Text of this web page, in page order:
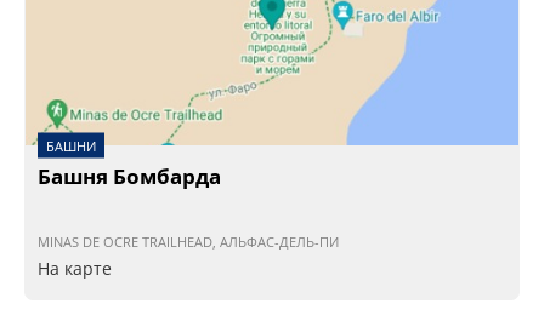
БАШНИ
Башня Бомбарда
MINAS DE OCRE TRAILHEAD, АЛЬФАС-ДЕЛЬ-ПИ
На карте